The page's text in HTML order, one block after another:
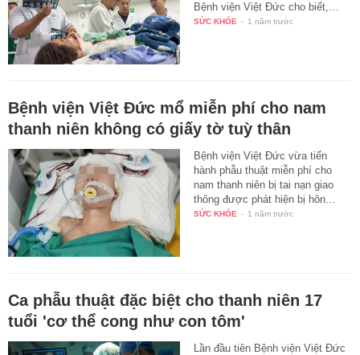
Bệnh viện Việt Đức cho biết,…
SỨC KHỎE - 1 năm trước
Bệnh viện Việt Đức mổ miễn phí cho nam
thanh niên không có giấy tờ tuỳ thân
Bệnh viện Việt Đức vừa tiến
hành phẫu thuật miễn phí cho
nam thanh niên bị tai nạn giao
thông được phát hiện bị hôn…
SỨC KHỎE - 1 năm trước
Ca phẫu thuật đặc biệt cho thanh niên 17
tuổi 'cơ thể cong như con tôm'
Lần đầu tiên Bệnh viện Việt Đức